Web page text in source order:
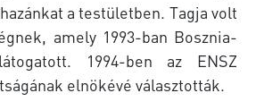
a testületben. Tagja volt
amely 1993-ban Bosznia-
1994-ben az ENSZ
elnökévé választották.